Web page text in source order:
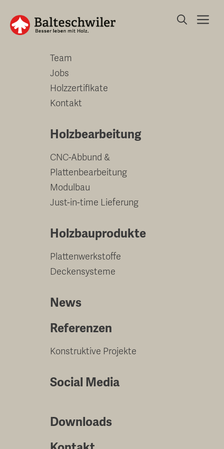
zum
Inhalt
Unternehmen
Team
Jobs
Holzzertifikate
Kontakt
Holzbearbeitung
CNC-Abbund &
Plattenbearbeitung
Modulbau
Just-in-time Lieferung
Holzbauprodukte
Plattenwerkstoffe
Deckensysteme
News
Referenzen
Konstruktive Projekte
Social Media
Downloads